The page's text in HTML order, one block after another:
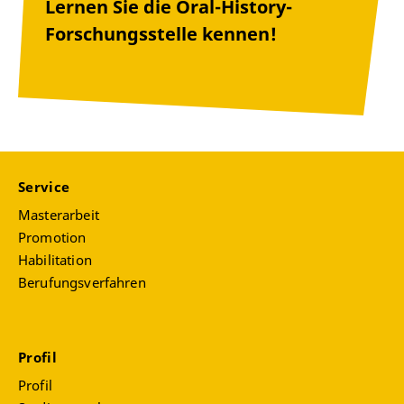
Lernen Sie die Oral-History-
Forschungsstelle kennen!
Service
Masterarbeit
Promotion
Habilitation
Berufungsverfahren
Profil
Profil